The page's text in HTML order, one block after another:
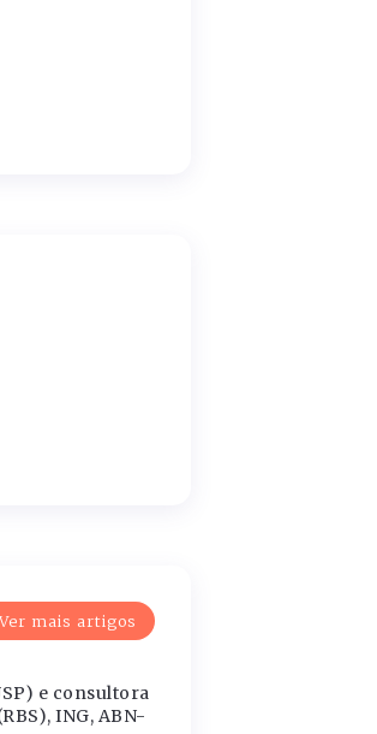
Ver mais artigos
e consultora
ING, ABN-